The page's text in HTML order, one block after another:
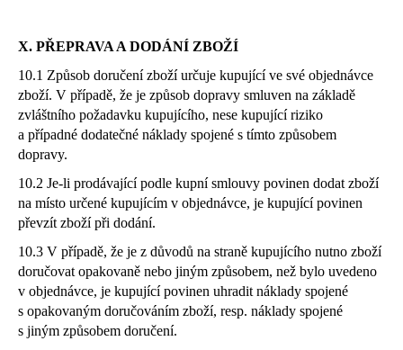
X. PŘEPRAVA A DODÁNÍ ZBOŽÍ
10.1 Způsob doručení zboží určuje kupující ve své objednávce
zboží. V případě, že je způsob dopravy smluven na základě
zvláštního požadavku kupujícího, nese kupující riziko
a případné dodatečné náklady spojené s tímto způsobem
dopravy.
10.2 Je-li prodávající podle kupní smlouvy povinen dodat zboží
na místo určené kupujícím v objednávce, je kupující povinen
převzít zboží při dodání.
10.3 V případě, že je z důvodů na straně kupujícího nutno zboží
doručovat opakovaně nebo jiným způsobem, než bylo uvedeno
v objednávce, je kupující povinen uhradit náklady spojené
s opakovaným doručováním zboží, resp. náklady spojené
s jiným způsobem doručení.